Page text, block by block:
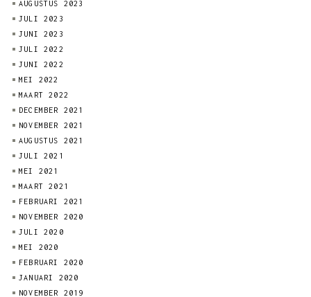
AUGUSTUS 2023
JULI 2023
JUNI 2023
JULI 2022
JUNI 2022
MEI 2022
MAART 2022
DECEMBER 2021
NOVEMBER 2021
AUGUSTUS 2021
JULI 2021
MEI 2021
MAART 2021
FEBRUARI 2021
NOVEMBER 2020
JULI 2020
MEI 2020
FEBRUARI 2020
JANUARI 2020
NOVEMBER 2019